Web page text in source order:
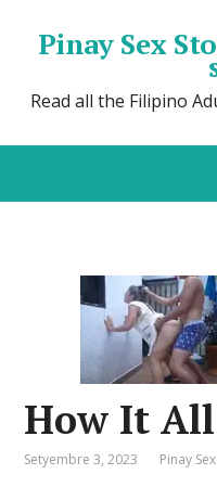
Pinay Sex
Read all the Filipino
How It
Setyembre 3, 2023 Pinay